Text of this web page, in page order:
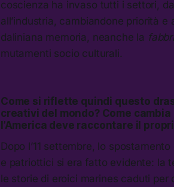
coscienza ha invaso tutti i settori,
all’industria, cambiandone priorità
daliniana memoria, neanche la
mutamenti socio culturali.
Come si riflette quindi questo
creativi del mondo? Come
l’America deve raccontare il
Dopo l’11 settembre, lo
e patriottici si era fatto evidente: la
le storie di eroici marines caduti